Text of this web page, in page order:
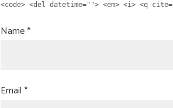
<code> <del datetime=""> <em> <i> <q
Name*
Email*